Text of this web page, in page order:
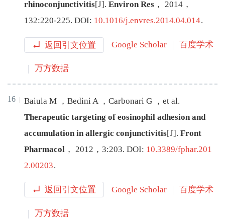
rhinoconjunctivitis[J] . Environ Res ， 2014 ，
132:220-225. DOI: 10.1016/j.envres.2014.04.014.
返回引文位置 Google Scholar 百度学术
万方数据
16 Baiula M ， BediniA ， Carbonari G ， et al.
Therapeutic targeting of eosinophil adhesion and
accumulation in allergic conjunctivitis[J]. Front
Pharmacol ， 2012 ， 3:203. DOI: 10.3389/fphar.201
2.00203.
返回引文位置 Google Scholar 百度学术
万方数据